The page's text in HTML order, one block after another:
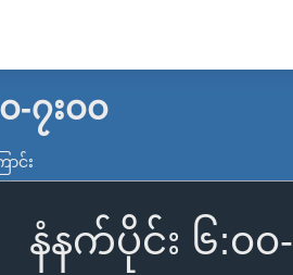
-၇း၀၀
ာင်း
နံနက်ပိုင်း ၆:၀၀